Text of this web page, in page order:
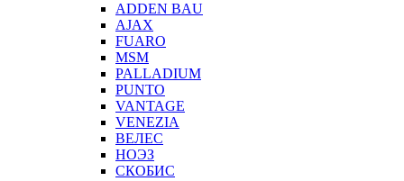
ADDEN BAU
AJAX
FUARO
MSM
PALLADIUM
PUNTO
VANTAGE
VENEZIA
ВЕЛЕС
НОЭЗ
СКОБИС